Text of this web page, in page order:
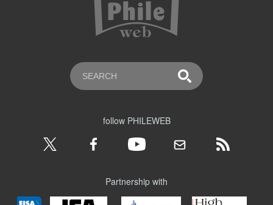
follow PHILEWEB
Partnership with